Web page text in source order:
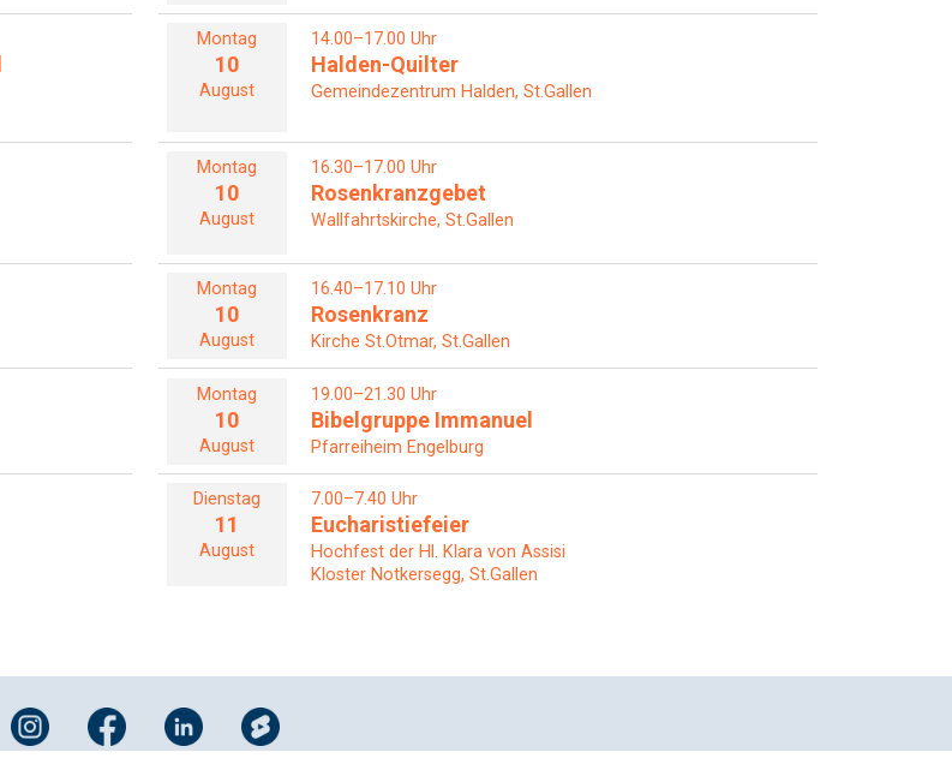
Montag
10
August
14.00–17.00 Uhr
Halden-Quilter
Gemeindezentrum Halden, St.Gallen
Montag
10
August
16.30–17.00 Uhr
Rosenkranzgebet
Wallfahrtskirche, St.Gallen
Montag
10
August
16.40–17.10 Uhr
Rosenkranz
Kirche St.Otmar, St.Gallen
Montag
10
August
19.00–21.30 Uhr
Bibelgruppe Immanuel
Pfarreiheim Engelburg
Dienstag
11
August
7.00–7.40 Uhr
Eucharistiefeier
Hochfest der Hl. Klara von Assisi
Kloster Notkersegg, St.Gallen